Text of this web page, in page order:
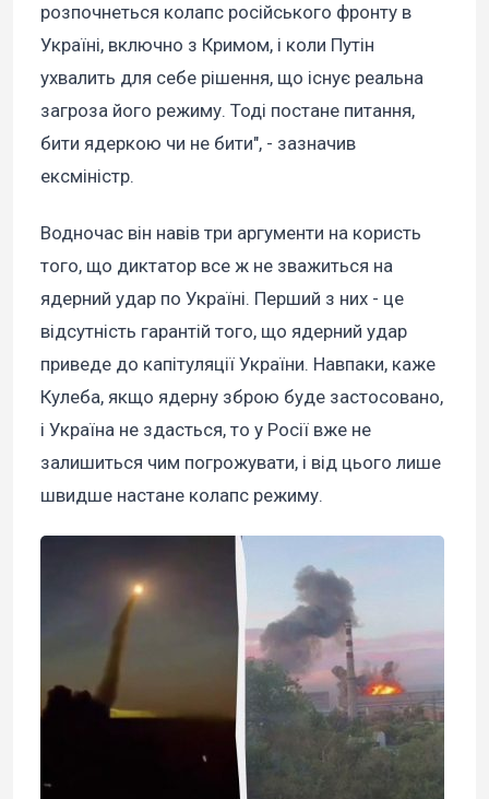
розпочнеться колапс російського фронту в
Україні, включно з Кримом, і коли Путін
ухвалить для себе рішення, що існує реальна
загроза його режиму. Тоді постане питання,
бити ядеркою чи не бити", - зазначив
ексміністр.
Водночас він навів три аргументи на користь
того, що диктатор все ж не зважиться на
ядерний удар по Україні. Перший з них - це
відсутність гарантій того, що ядерний удар
приведе до капітуляції України. Навпаки, каже
Кулеба, якщо ядерну зброю буде застосовано,
і Україна не здасться, то у Росії вже не
залишиться чим погрожувати, і від цього лише
швидше настане колапс режиму.